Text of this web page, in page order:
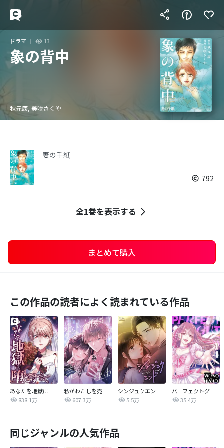
ドラマ 13
象の背中
秋元康, 美咲さくや
妻の手紙
792
全1巻を表示する
まとめて購入
この作品の読者によく読まれている作品
あなたを地獄に堕とすまで
838.1万
私がわたしを売る理由
607.3万
シンジュウエンド【タテヨミ】
5.5万
パーフェクトグリッター
35.4万
同じジャンルの人気作品